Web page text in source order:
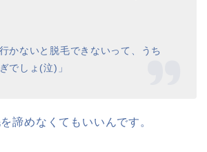
かないと脱毛できないって、うち
でしょ(泣)」
諦めなくてもいいんです。